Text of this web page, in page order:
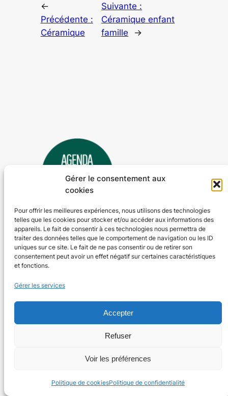
Gérer le consentement aux
cookies
Pour offrir les meilleures expériences, nous utilisons des technologies
telles que les cookies pour stocker et/ou accéder aux informations des
appareils. Le fait de consentir à ces technologies nous permettra de
traiter des données telles que le comportement de navigation ou les ID
uniques sur ce site. Le fait de ne pas consentir ou de retirer son
consentement peut avoir un effet négatif sur certaines caractéristiques
et fonctions.
Gérer les services
Accepter
Refuser
Voir les préférences
Politique de cookiesPolitique de confidentialité
←
Précédente :
Céramique
Suivante :
Céramique enfant
famille
→
Agenda 24
L'agenda des manifestations et activités en Dordogne
Tous les événements
Plus d’activités
S’abonner par mail
Nos valeurs
Mentions légales
WordPress